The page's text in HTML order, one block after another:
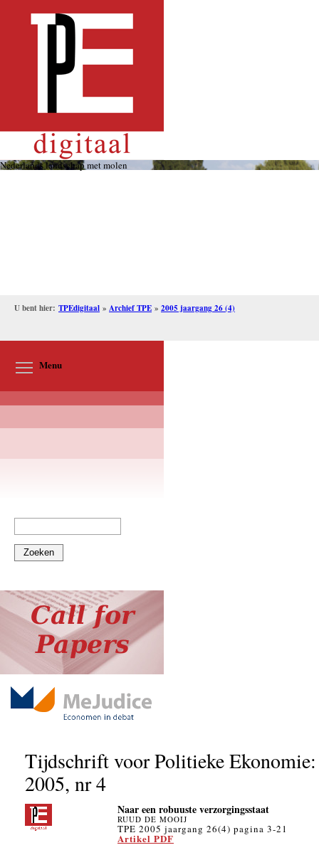
Nederlands landschap met molen
U bent hier: TPEdigitaal » Archief TPE » 2005 jaargang 26 (4)
Menu
Zoeken
Tijdschrift voor Politieke Ekonomie:
2005, nr 4
Naar een robuuste verzorgingsstaat
RUUD DE MOOIJ
TPE 2005 jaargang 26(4) pagina 3-21
Artikel PDF